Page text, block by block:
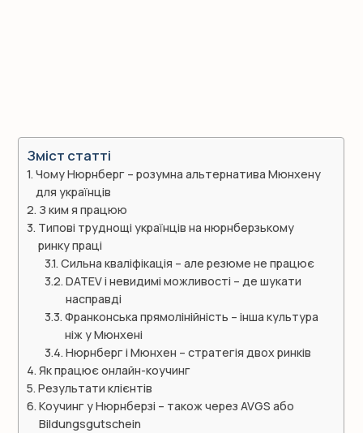
Зміст статті
Чому Нюрнберг – розумна альтернатива Мюнхену
для українців
З ким я працюю
Типові труднощі українців на нюрнберзькому
ринку праці
Сильна кваліфікація – але резюме не працює
DATEV і невидимі можливості – де шукати
насправді
Франконська прямолінійність – інша культура
ніж у Мюнхені
Нюрнберг і Мюнхен – стратегія двох ринків
Як працює онлайн-коучинг
Результати клієнтів
Коучинг у Нюрнберзі – також через AVGS або
Bildungsgutschein